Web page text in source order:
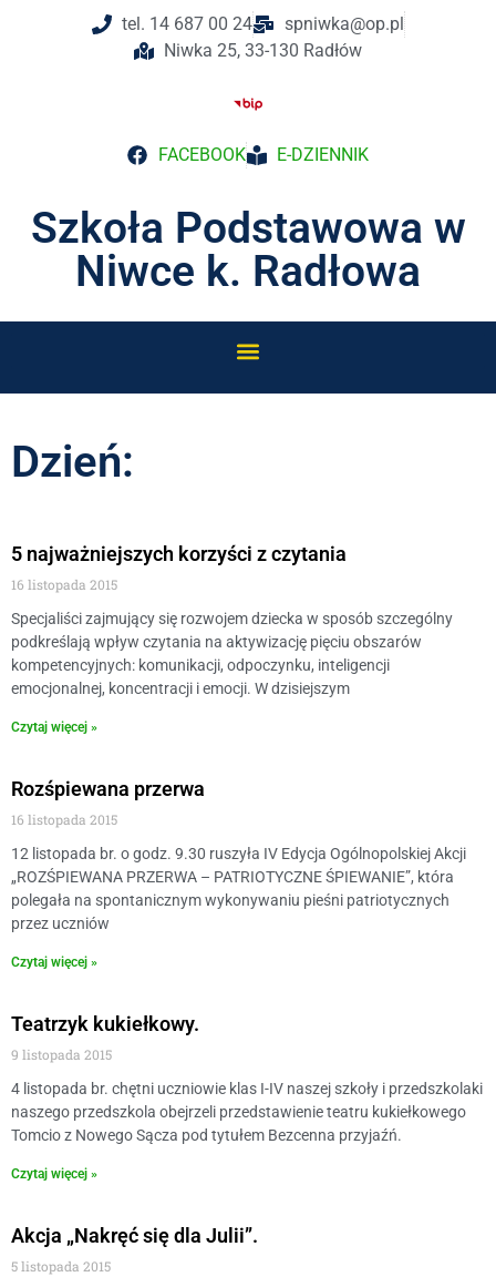
tel. 14 687 00 24
spniwka@op.pl
Niwka 25, 33-130 Radłów
FACEBOOK E-DZIENNIK
Szkoła Podstawowa w
Niwce k. Radłowa
Dzień:
5 najważniejszych korzyści z czytania
16 listopada 2015
Specjaliści zajmujący się rozwojem dziecka w sposób szczególny
podkreślają wpływ czytania na aktywizację pięciu obszarów
kompetencyjnych: komunikacji, odpoczynku, inteligencji
emocjonalnej, koncentracji i emocji. W dzisiejszym
Czytaj więcej »
Rozśpiewana przerwa
16 listopada 2015
12 listopada br. o godz. 9.30 ruszyła IV Edycja Ogólnopolskiej Akcji
„ROZŚPIEWANA PRZERWA – PATRIOTYCZNE ŚPIEWANIE”, która
polegała na spontanicznym wykonywaniu pieśni patriotycznych
przez uczniów
Czytaj więcej »
Teatrzyk kukiełkowy.
9 listopada 2015
4 listopada br. chętni uczniowie klas I-IV naszej szkoły i przedszkolaki
naszego przedszkola obejrzeli przedstawienie teatru kukiełkowego
Tomcio z Nowego Sącza pod tytułem Bezcenna przyjaźń.
Czytaj więcej »
Akcja „Nakręć się dla Julii”.
5 listopada 2015